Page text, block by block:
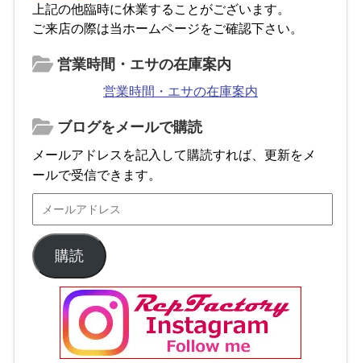
上記の他臨時に休業することがございます。
ご来店の際は当ホームページをご確認下さい。
営業時間・エサの在庫案内
営業時間・エサの在庫案内
ブログをメールで購読
メールアドレスを記入して購読すれば、更新をメ
ールで受信できます。
購読